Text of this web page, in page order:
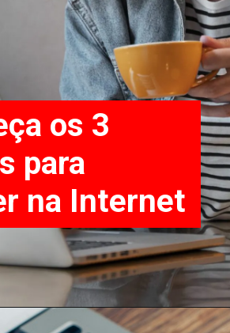
os 3
para
na Internet